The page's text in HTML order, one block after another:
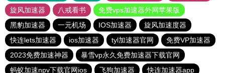
旋风加速器
八戒看书
免费vps加速器外网苹果版
黑豹加速器
一元机场 IOS加速器
旋风加速度器
快连lets加速器
ios加速器 tyl加速器官网
免费VP加速器
2023免费加速神器
暴雪vp永久免费加速器下载官网
蚂蚁加速npv下载官网ios
飞狗加速器
快连加速器app